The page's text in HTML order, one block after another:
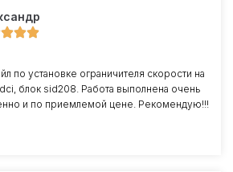
по установке ограничителя скорости на
блок sid208. Работа выполнена очень
и по приемлемой цене. Рекомендую!!!